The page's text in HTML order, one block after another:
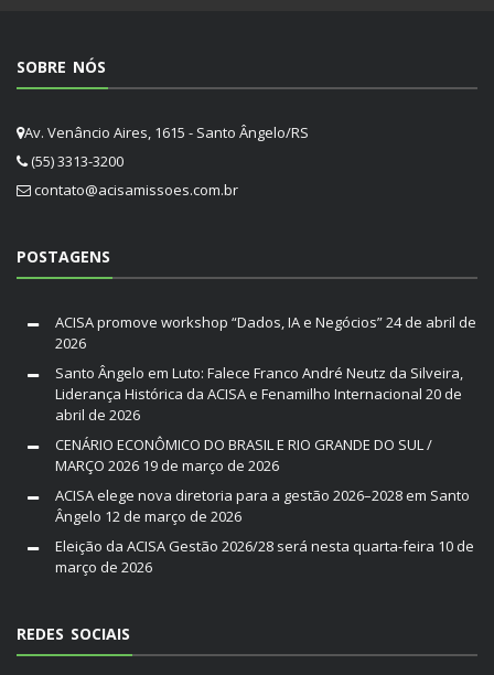
SOBRE NÓS
Av. Venâncio Aires, 1615 - Santo Ângelo/RS
(55) 3313-3200
contato@acisamissoes.com.br
POSTAGENS
ACISA promove workshop “Dados, IA e Negócios”24 de abril de
2026
Santo Ângelo em Luto: Falece Franco André Neutz da Silveira,
Liderança Histórica da ACISA e Fenamilho Internacional 20 de
abril de 2026
CENÁRIO ECONÔMICO DO BRASIL E RIO GRANDE DO SUL /
MARÇO 2026 19 de março de 2026
ACISA elege nova diretoria para a gestão 2026–2028 em Santo
Ângelo 12 de março de 2026
Eleição da ACISA Gestão 2026/28 será nesta quarta-feira 10 de
março de 2026
REDES SOCIAIS